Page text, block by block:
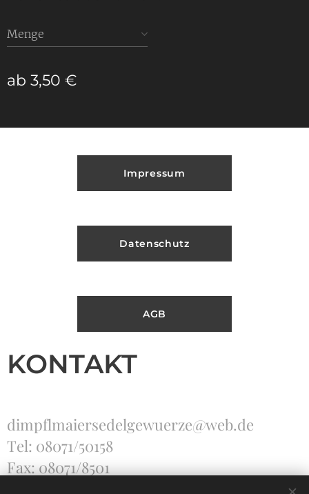
Menge
ab 3,50 €
Impressum
Datenschutz
AGB
KONTAKT
dimpflmaiersedelgewuerze@web.de
Tel: 08071/50158
Fax: 08071/8501